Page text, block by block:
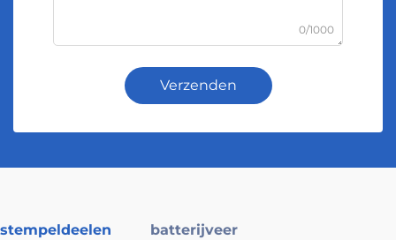
0/1000
Verzenden
stempeldeelen batterijveer